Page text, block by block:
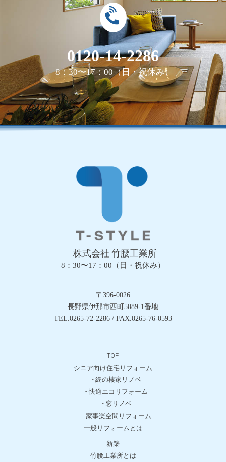
0120-14-2286
8：30〜17：00（日・祝休み）
株式会社 竹腰工業所
8：30〜17：00（日・祝休み）
〒396-0026
長野県伊那市西町5089-1番地
TEL.0265-72-2286 / FAX.0265-76-0593
TOP
シニア向け住宅リフォーム
- 終の棲家リノベ
- 快適エコリフォーム
- 窓リノベ
- 家事楽空間リフォーム
一般リフォームとは
新築
竹腰工業所とは